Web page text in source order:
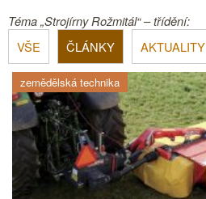
Téma „Strojírny Rožmitál“ – třídění:
VŠE
ČLÁNKY AKTUALITY
zemědělská technika